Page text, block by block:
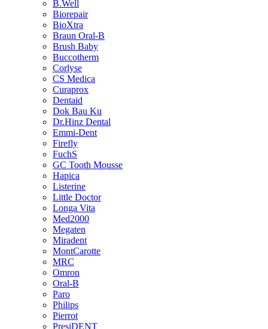
B.Well
Biorepair
BioXtra
Braun Oral-B
Brush Baby
Buccotherm
Corlyse
CS Medica
Curaprox
Dentaid
Dok Bau Ku
Dr.Hinz Dental
Emmi-Dent
Firefly
FuchS
GC Tooth Mousse
Hapica
Listerine
Little Doctor
Longa Vita
Med2000
Megaten
Miradent
MontCarotte
MRC
Omron
Oral-B
Paro
Philips
Pierrot
PresiDENT